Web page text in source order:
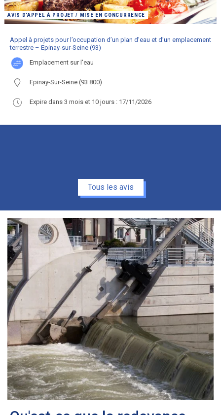
AVIS D’APPEL À PROJET / MISE EN CONCURRENCE
Appel à projets pour l’occupation d’un plan d’eau et d’un emplacement
terrestre – Epinay-sur-Seine (93)
emplacement sur l'eau
Epinay-Sur-Seine (93 800)
Expire dans 3 mois et 10 jours : 17/11/2026
Tous les avis